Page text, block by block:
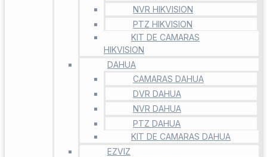
NVR HIKVISION
PTZ HIKVISION
KIT DE CAMARAS
HIKVISION
DAHUA
CAMARAS DAHUA
DVR DAHUA
NVR DAHUA
PTZ DAHUA
KIT DE CAMARAS DAHUA
EZVIZ